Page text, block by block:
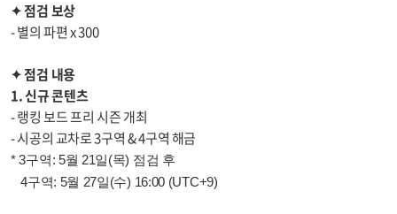
✦ 점검 보상
- 별의 파편 x 300
✦ 점검 내용
1. 신규 콘텐츠
- 랭킹 보드 프리 시즌 개최
- 시공의 교차로 3구역 & 4구역 해금
* 3구역: 5월 21일(목) 점검 후
4구역: 5월 27일(수) 16:00 (UTC+9)